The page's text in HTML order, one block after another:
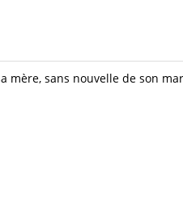
mère, sans nouvelle de son